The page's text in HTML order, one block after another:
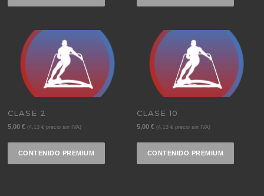
CLASE 2
5,00€ (4,13€ precio sin IVA)
CONTENIDO PREMIUM
CLASE 10
5,00€ (4,13€ precio sin IVA)
CONTENIDO PREMIUM